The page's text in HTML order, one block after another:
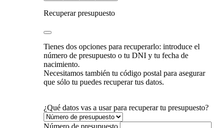
Recuperar presupuesto
Tienes dos opciones para recuperarlo: introduce el
número de presupuesto o tu DNI y tu fecha de
nacimiento.
Necesitamos también tu código postal para asegurar
que sólo tu puedes recuperar tus datos.
¿Qué datos vas a usar para recuperar tu presupuesto?
Número de presupuesto